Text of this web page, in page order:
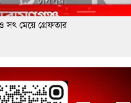
ও সৎ মেয়ে গ্রেফতার